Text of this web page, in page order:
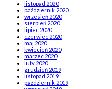
listopad 2020
październik 2020
wrzesień 2020
sierpień 2020
lipiec 2020
czerwiec 2020
maj 2020
kwiecień 2020
marzec 2020
luty 2020
grudzień 2019
listopad 2019
październik 2019